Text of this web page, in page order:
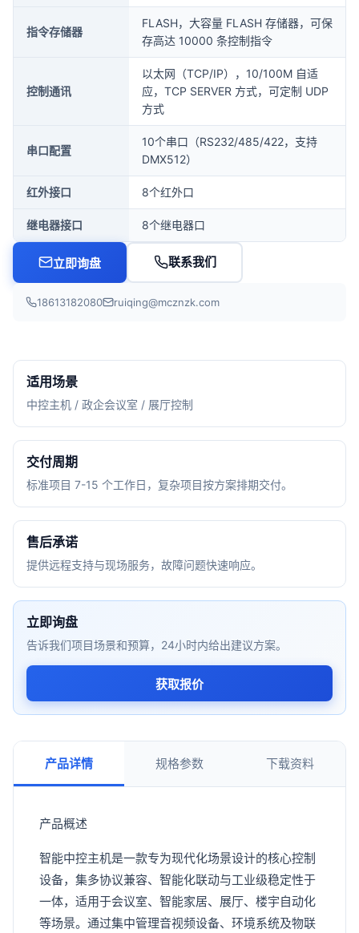
指令存储器
FLASH，大容量 FLASH 存储器，可保
存高达 10000 条控制指令
控制通讯
以太网（TCP/IP），10/100M 自适
应，TCP SERVER 方式，可定制 UDP
方式
串口配置
10个串口（RS232/485/422，支持
DMX512）
红外接口 8个红外口
继电器接口 8个继电器口
立即询盘 联系我们
18613182080 ruiqing@mcznzk.com
适用场景
中控主机 / 政企会议室 / 展厅控制
交付周期
标准项目 7-15 个工作日，复杂项目按方案排期交付。
售后承诺
提供远程支持与现场服务，故障问题快速响应。
立即询盘
告诉我们项目场景和预算，24小时内给出建议方案。
获取报价
产品详情 规格参数 下载资料
产品概述
智能中控主机是一款专为现代化场景设计的核心控制
设备，集多协议兼容、智能化联动与工业级稳定性于
一体，适用于会议室、智能家居、展厅、楼宇自动化
等场景。通过集中管理音视频设备、环境系统及物联